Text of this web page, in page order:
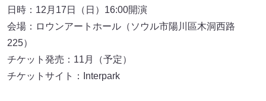
日時：12月17日（日）16:00開演
会場：ロウンアートホール（ソウル市陽川區木洞西路
225）
チケット発売：11月（予定）
チケットサイト：Interpark